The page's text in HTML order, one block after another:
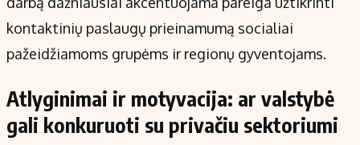
kontaktinių paslaugų prieinamumą socialiai
pažeidžiamoms grupėms ir regionų gyventojams.
Atlyginimai ir motyvacija: ar valstybė
gali konkuruoti su privačiu sektoriumi